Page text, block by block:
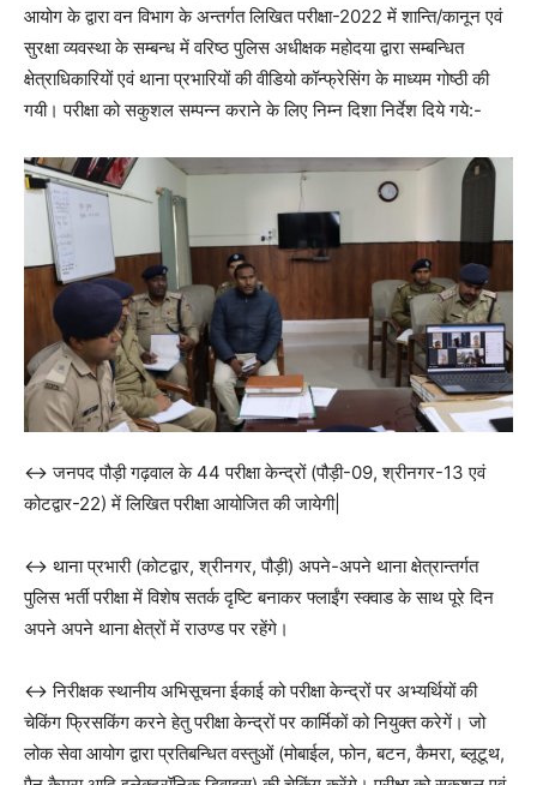
आयोग के द्वारा वन विभाग के अन्तर्गत लिखित परीक्षा-2022 में शान्ति/कानून एवं
सुरक्षा व्यवस्था के सम्बन्ध में वरिष्ठ पुलिस अधीक्षक महोदया द्वारा सम्बन्धित
क्षेत्राधिकारियों एवं थाना प्रभारियों की वीडियो कॉन्फ्रेसिंग के माध्यम गोष्ठी की
गयी। परीक्षा को सकुशल सम्पन्न कराने के लिए निम्न दिशा निर्देश दिये गये:-
↔️ जनपद पौड़ी गढ़वाल के 44 परीक्षा केन्द्रों (पौड़ी-09, श्रीनगर-13 एवं
कोटद्वार-22) में लिखित परीक्षा आयोजित की जायेगी|
↔️ थाना प्रभारी (कोटद्वार, श्रीनगर, पौड़ी) अपने-अपने थाना क्षेत्रान्तर्गत
पुलिस भर्ती परीक्षा में विशेष सतर्क दृष्टि बनाकर फ्लाईंग स्क्वाड के साथ पूरे दिन
अपने अपने थाना क्षेत्रों में राउण्ड पर रहेंगे।
↔️ निरीक्षक स्थानीय अभिसूचना ईकाई को परीक्षा केन्द्रों पर अभ्यर्थियों की
चेकिंग फ्रिसकिंग करने हेतु परीक्षा केन्द्रों पर कार्मिकों को नियुक्त करेगें। जो
लोक सेवा आयोग द्वारा प्रतिबन्धित वस्तुओं (मोबाईल, फोन, बटन, कैमरा, ब्लूटूथ,